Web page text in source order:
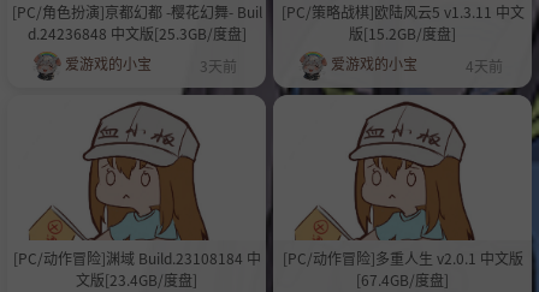
[PC/角色扮演]亰都幻都 -樱花幻舞- Buil
d.24236848 中文版[25.3GB/度盘]
爱游戏的小宝
3天前
[PC/策略战棋]欧陆风云5 v1.3.11 中文
版[15.2GB/度盘]
爱游戏的小宝
4天前
[PC/动作冒险]渊域 Build.23108184 中
文版[23.4GB/度盘]
[PC/动作冒险]多重人生 v2.0.1 中文版
[67.4GB/度盘]